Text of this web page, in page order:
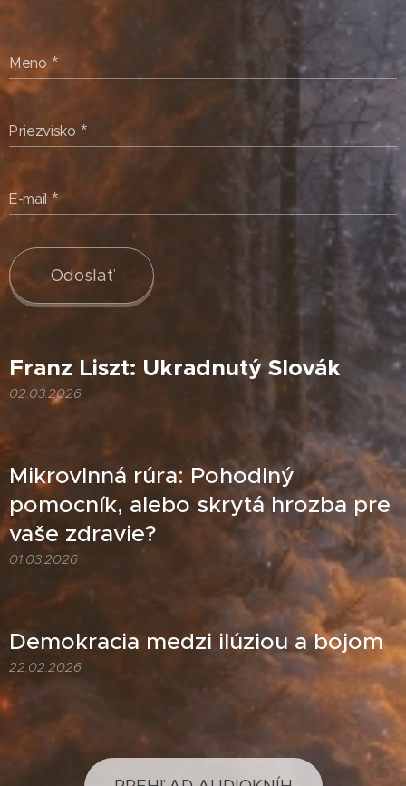
Meno
Priezvisko
E-mail
Odoslať
Franz Liszt: Ukradnutý Slovák
02.03.2026
Mikrovlnná rúra: Pohodlný
pomocník, alebo skrytá hrozba pre
vaše zdravie?
01.03.2026
Demokracia medzi ilúziou a bojom
22.02.2026